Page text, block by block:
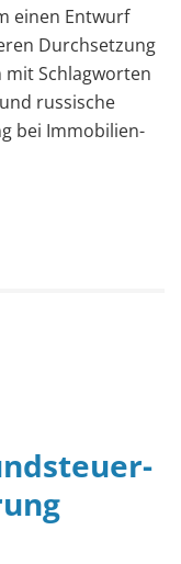
einen Entwurf
Durchsetzung
Schlagworten
russische
bei Immobilien-